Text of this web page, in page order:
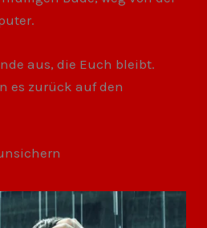
aus, die Euch bleibt.
es zurück auf den